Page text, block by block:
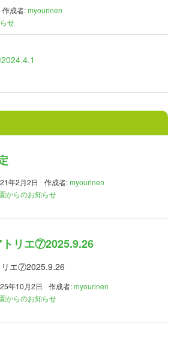
作成者:myourinen
せ
年2月2日 作成者:myourinen
からのお知らせ
トリエ⑦2025.9.26
リエ⑦2025.9.26
年10月2日 作成者:myourinen
からのお知らせ